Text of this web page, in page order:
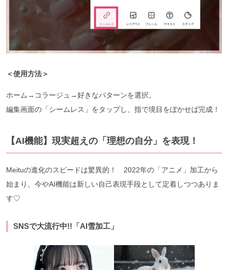
＜使用方法＞
ホーム→コラージュ→好きなパターンを選択。
編集画面の「シームレス」をタップし、指で境目をぼかせば完成！
【AI機能】現実超えの「理想の自分」を表現！
Meituの進化のスピードは驚異的！ 2022年の「アニメ」加工から
始まり、今やAI機能は新しい自己表現手段として定着しつつありま
す♡
SNSで大流行中!!「AI雪加工」